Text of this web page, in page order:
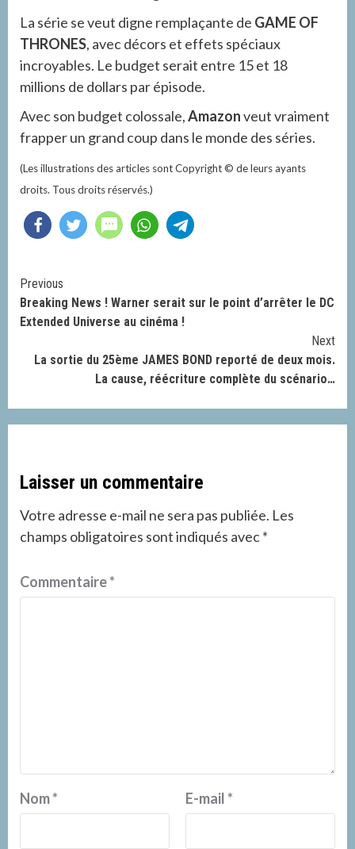
La série se veut digne remplaçante de GAME OF
THRONES, avec décors et effets spéciaux
incroyables. Le budget serait entre 15 et 18
millions de dollars par épisode.
Avec son budget colossale,Amazonveut vraiment
frapper un grand coup dans le monde des séries.
(Les illustrations des articles sont Copyright © de leurs ayants
droits. Tous droits réservés.)
Continue
Reading
Previous
Breaking News ! Warner serait sur le point d’arrêter le DC
Extended Universe au cinéma !
Next
La sortie du 25ème JAMES BOND reporté de deux mois.
La cause, réécriture complète du scénario…
Laisser un commentaire
Votre adresse e-mail ne sera pas publiée. Les
champs obligatoires sont indiqués avec*
Commentaire*
Nom* E-mail*